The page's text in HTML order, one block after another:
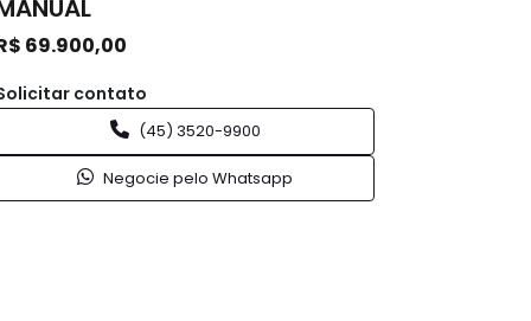
69.900,00
contato
(45) 3520-9900
Negocie pelo Whatsapp